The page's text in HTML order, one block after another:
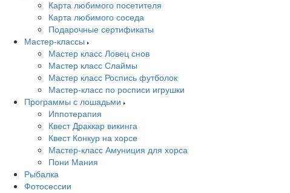
Карта любимого посетителя
Карта любимого соседа
Подарочные сертификаты
Мастер-классы
Мастер класс Ловец снов
Мастер класс Слаймы
Мастер класс Роспись футболок
Мастер-класс по росписи игрушки
Программы с лошадьми
Иппотерапия
Квест Драккар викинга
Квест Конкур на хорсе
Мастер-класс Амуниция для хорса
Пони Мания
Рыбалка
Фотосессии